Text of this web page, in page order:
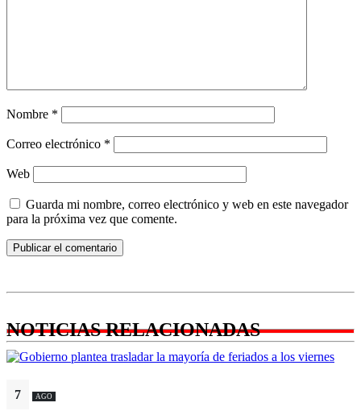
Nombre *
Correo electrónico *
Web
Guarda mi nombre, correo electrónico y web en este navegador
para la próxima vez que comente.
NOTICIAS RELACIONADAS
7 AGO